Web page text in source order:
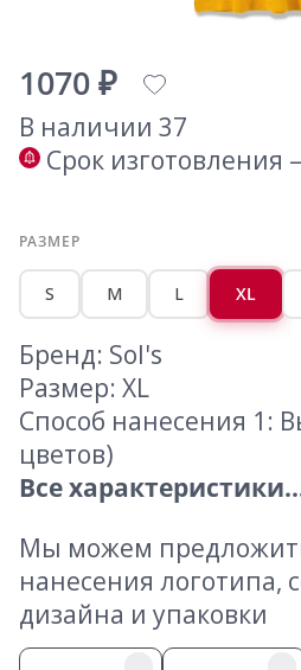
1070 ₽
В наличии 37
Срок изготовления
РАЗМЕР
S M L XL
Бренд: Sol's
Размер: XL
Способ нанесения 1:
цветов)
Все
Мы можем
нанесения логотипа,
дизайна и упаковки